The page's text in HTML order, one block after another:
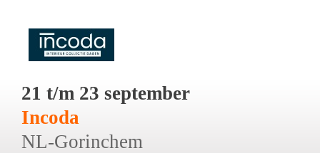
21 t/m 23 september
Incoda
NL-Gorinchem